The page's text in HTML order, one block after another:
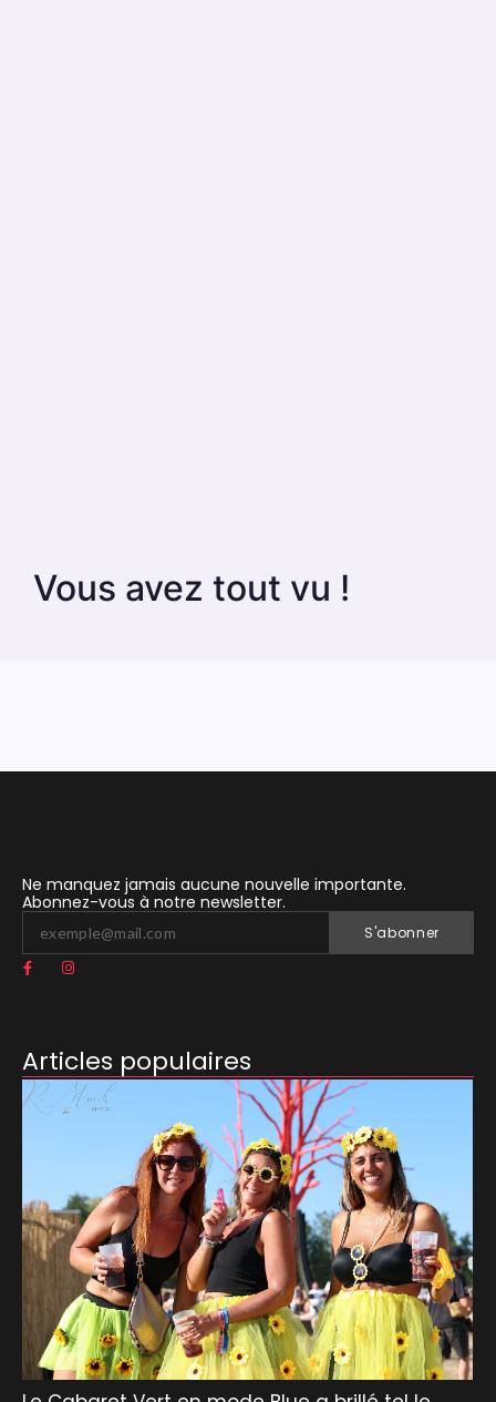
Vous avez tout vu !
Ne manquez jamais aucune nouvelle importante.
Abonnez-vous à notre newsletter.
S'abonner
Articles populaires